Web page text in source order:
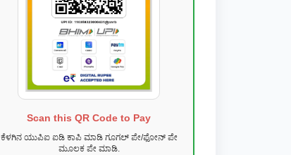
Scan this QR Code to Pay
ಕೆಳಗಿನ ಯುಪಿಐ ಐಡಿ ಕಾಪಿ ಮಾಡಿ ಗೂಗಲ್ ಪೇ/ಫೋನ್ ಪೇ
ಮೂಲಕ ಪೇ ಮಾಡಿ.